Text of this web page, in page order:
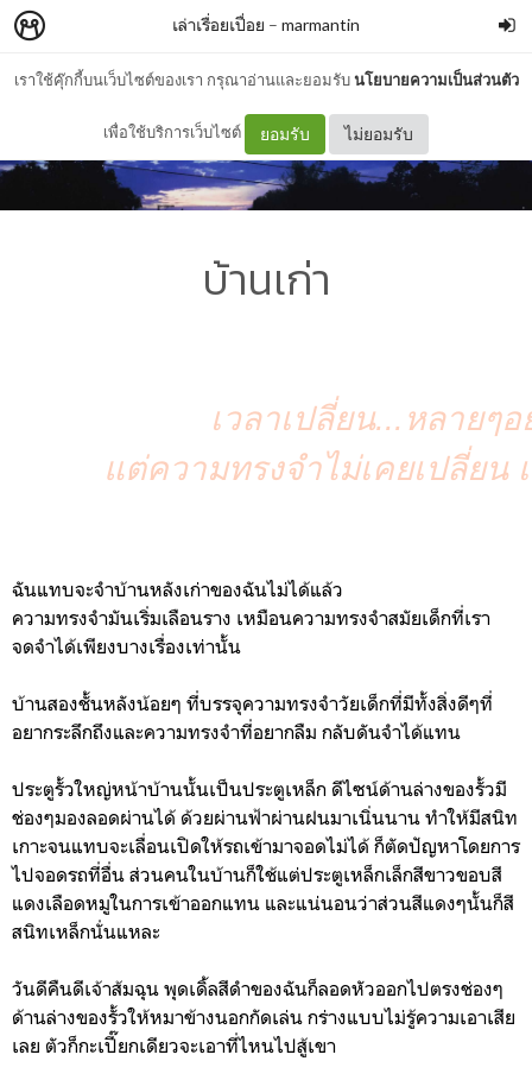
เราใช้คุ๊กกี้บนเว็บไซต์ของเรา กรุณาอ่านและยอมรับนโยบายความเป็นส่วนตัว
เพื่อใช้บริการเว็บไซต์ ยอมรับ ไม่ยอมรับ
เล่าเรื่อยเปื่อย – marmantin
บ้านเก่า
เวลาเปลี่ยน...หลายๆ
แต่ความทรงจำไม่เคยเปลี่ยน
ฉันแทบจะจำบ้านหลังเก่าของฉันไม่ได้แล้ว
ความทรงจำมันเริ่มเลือนราง เหมือนความทรงจำสมัยเด็กที่เรา
จดจำได้เพียงบางเรื่องเท่านั้น
บ้านสองชั้นหลังน้อยๆ ที่บรรจุความทรงจำวัยเด็กที่มีทั้งสิ่งดีๆที่
อยากระลึกถึงและความทรงจำที่อยากลืม กลับดันจำได้แทน
ประตูรั้วใหญ่หน้าบ้านนั้นเป็นประตูเหล็ก ดีไซน์ด้านล่างของรั้วมี
ช่องๆมองลอดผ่านได้ ด้วยผ่านฟ้าผ่านฝนมาเนิ่นนาน ทำให้มีสนิท
เกาะจนแทบจะเลื่อนเปิดให้รถเข้ามาจอดไม่ได้ ก็ตัดปัญหาโดยการ
ไปจอดรถที่อื่น ส่วนคนในบ้านก็ใช้แต่ประตูเหล็กเล็กสีขาวขอบสี
แดงเลือดหมูในการเข้าออกแทน และแน่นอนว่าส่วนสีแดงๆนั้นก็สี
สนิทเหล็กนั่นแหละ
วันดีคืนดีเจ้าส้มฉุน พุดเดิ้ลสีดำของฉันก็ลอดหัวออกไปตรงช่องๆ
ด้านล่างของรั้วให้หมาข้างนอกกัดเล่น กร่างแบบไม่รู้ความเอาเสีย
เลย ตัวก็กะเปี๊ยกเดียวจะเอาที่ไหนไปสู้เขา